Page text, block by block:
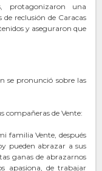
protagonizaron una
reclusión de Caracas
y aseguraron que
se pronunció sobre las
compañeras de Vente:
familia Vente, después
pueden abrazar a sus
ganas de abrazarnos
apasiona, de trabajar